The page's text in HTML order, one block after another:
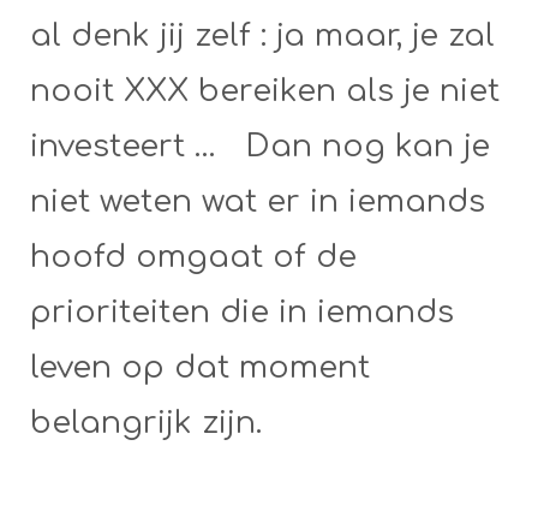
al denk jij zelf : ja maar, je zal
nooit XXX bereiken als je niet
investeert … Dan nog kan je
niet weten wat er in iemands
hoofd omgaat of de
prioriteiten die in iemands
leven op dat moment
belangrijk zijn.